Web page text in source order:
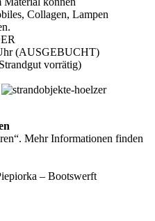
Collagen, Lampen
(AUSGEBUCHT)
vorrätig)
Mehr Informationen finden
– Bootswerft